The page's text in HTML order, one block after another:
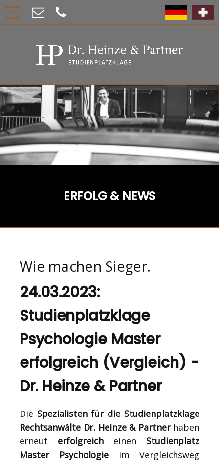
ERFOLG & NEWS
Wie machen Sieger.
24.03.2023:
Studienplatzklage
Psychologie Master
erfolgreich (Vergleich) -
Dr. Heinze & Partner
Die Spezialisten für die Studienplatzklage
Rechtsanwälte Dr. Heinze & Partnerhaben
erneut erfolgreich einen Studienplatz
Master Psychologie im Vergleichsweg